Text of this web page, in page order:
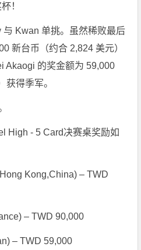
！
与 Kwan 单挑。虽然稀败最后
新台币（约合 2,824 美元）
Akaogi 的奖金额为 59,000
获得季军。
High - 5 Card决赛桌奖励如
Kong,China) – TWD
– TWD 90,000
– TWD 59,000